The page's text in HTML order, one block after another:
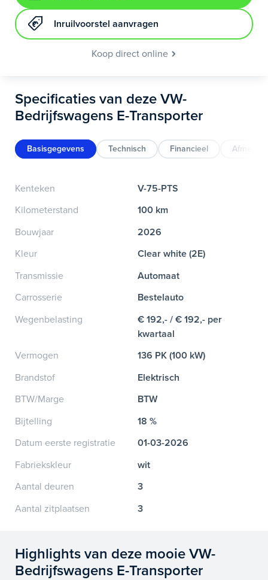
Inruilvoorstel aanvragen
Koop direct online
Specificaties van deze VW-
Bedrijfswagens E-Transporter
Basisgegevens Technisch Financieel
Kenteken
V-75-PTS
Kilometerstand
100 km
Bouwjaar
2026
Kleur
Clear white (2E)
Transmissie
Automaat
Carrosserie
Bestelauto
Wegenbelasting
€ 192,- / € 192,- per
kwartaal
Vermogen
136 PK (100 kW)
Brandstof
Elektrisch
BTW/Marge
BTW
Bijtelling
18 %
Datum eerste registratie
01-03-2026
Fabriekskleur
wit
Aantal deuren
3
Aantal zitplaatsen
3
Highlights van deze mooie VW-
Bedrijfswagens E-Transporter